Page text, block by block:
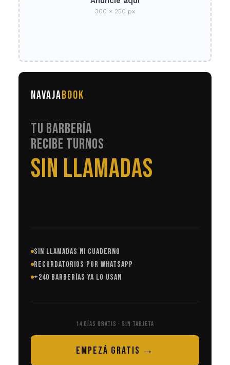
300 × 250 px
NAVAJABOOK
TU BARBERÍA
RECIBE TURNOS
EN AUTOMÁTICO
SIN LLAMADAS NI CUADERNO
RECORDATORIOS POR WHATSAPP
+240 BARBERÍAS YA LO USAN
14 DÍAS GRATIS · SIN TARJETA
EMPEZÁ GRATIS →